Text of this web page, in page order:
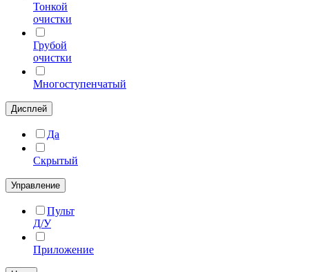
Тонкой
очистки
Грубой
очистки
Многоступенчатый
Дисплей
Да
Скрытый
Управление
Пульт
Д/У
Приложение